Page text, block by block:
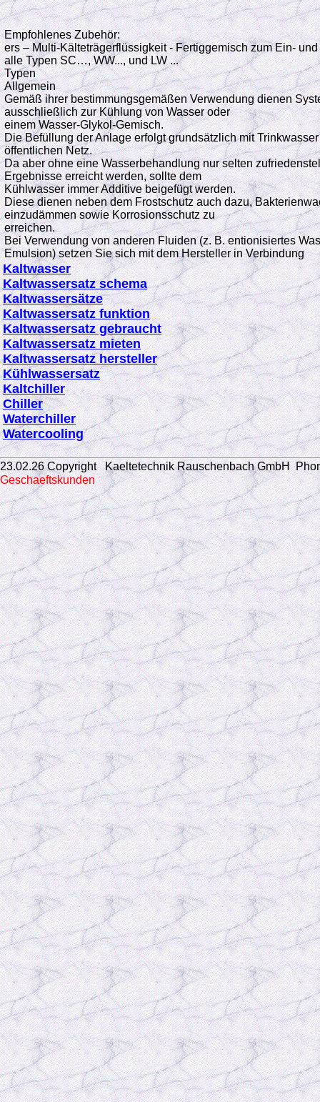
Empfohlenes Zubehör:
ers – Multi-Kälteträgerflüssigkeit - Fertiggemisch zum Ein-
alle Typen SC…, WW..., und LW ...
Typen
Allgemein
Gemäß ihrer bestimmungsgemäßen Verwendung dienen
ausschließlich zur Kühlung von Wasser oder
einem Wasser-Glykol-Gemisch.
Die Befüllung der Anlage erfolgt grundsätzlich mit
öffentlichen Netz.
Da aber ohne eine Wasserbehandlung nur selten
Ergebnisse erreicht werden, sollte dem
Kühlwasser immer Additive beigefügt werden.
Diese dienen neben dem Frostschutz auch dazu,
einzudämmen sowie Korrosionsschutz zu
erreichen.
Bei Verwendung von anderen Fluiden (z. B. entionisiertes
Emulsion) setzen Sie sich mit dem Hersteller in Verbindung
Kaltwasser
Kaltwassersatz schema
Kaltwassersätze
Kaltwassersatz funktion
Kaltwassersatz gebraucht
Kaltwassersatz mieten
Kaltwassersatz hersteller
Kühlwassersatz
Kaltchiller
Chiller
Waterchiller
Watercooling
23.02.26 Copyright Kaeltetechnik Rauschenbach GmbH
Geschaeftskunden